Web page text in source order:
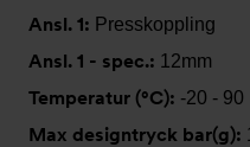
Ansl. 1: Presskoppling
Ansl. 1 - spec.: 12mm
Temperatur (°C): -20 - 90
Max designtryck bar(g):